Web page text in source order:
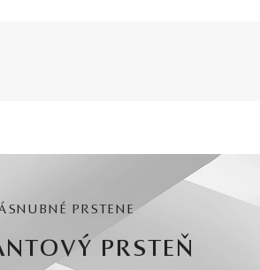
PRSTENE
PRSTEŇ